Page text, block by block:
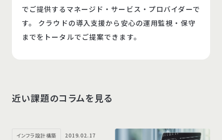
でご提供するマネージド・サービス・プロバイダーで
す。 クラウドの導入支援から安心の運用監視・保守
までをトータルでご提案できます。
近い課題のコラムを見る
インフラ設計構築 2019.02.17